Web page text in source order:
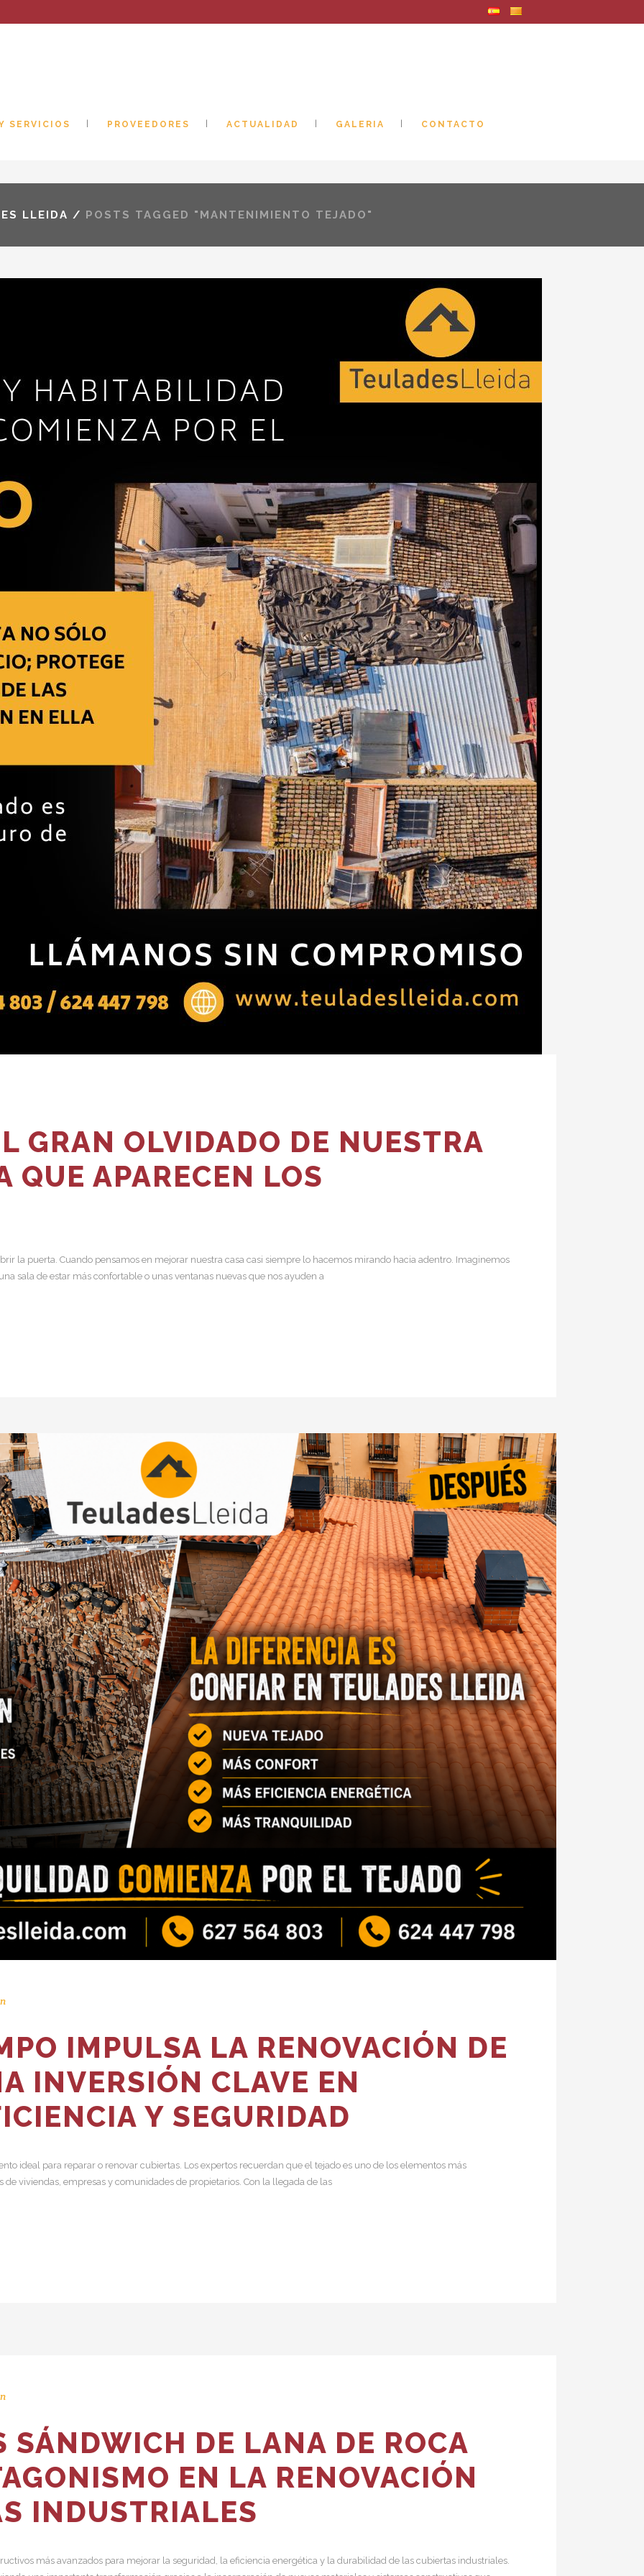
SERVICIOS PROVEEDORES ACTUALIDAD GALERIA CONTACTO
LLEIDA / POSTS TAGGED "MANTENIMIENTO TEJADO"
GRAN OLVIDADO DE NUESTRA
QUE APARECEN LOS
la puerta. Cuando pensamos en mejorar nuestra casa casi siempre lo hacemos mirando hacia adentro. Imaginemos
sala de estar más confortable o unas ventanas nuevas que nos ayuden a
IMPULSA LA RENOVACIÓN DE
INVERSIÓN CLAVE EN
Y SEGURIDAD
ideal para reparar o renovar cubiertas. Los expertos recuerdan que el tejado es uno de los elementos más
viviendas, empresas y comunidades de propietarios. Con la llegada de las
SÁNDWICH DE LANA DE ROCA
EN LA RENOVACIÓN
INDUSTRIALES
más avanzados para mejorar la seguridad, la eficiencia energética y la durabilidad de las cubiertas industriales.